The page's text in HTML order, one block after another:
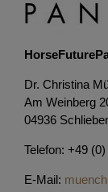
Dr. Christina
Am Weinberg
04936
Telefon: +49
E-Mail: